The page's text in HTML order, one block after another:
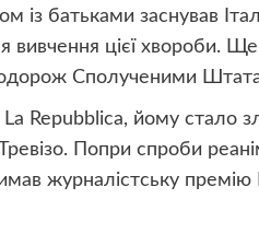
із батьками заснував
вивчення цієї хвороби.
Сполученими
Repubblica, йому стало
Попри спроби
журналістську премію